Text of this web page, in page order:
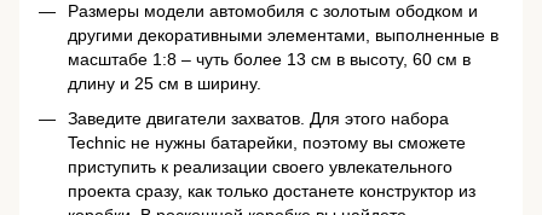
Размеры модели автомобиля с золотым ободком и
другими декоративными элементами, выполненные в
масштабе 1:8 – чуть более 13 см в высоту, 60 см в
длину и 25 см в ширину.
Заведите двигатели захватов. Для этого набора
Technic не нужны батарейки, поэтому вы сможете
приступить к реализации своего увлекательного
проекта сразу, как только достанете конструктор из